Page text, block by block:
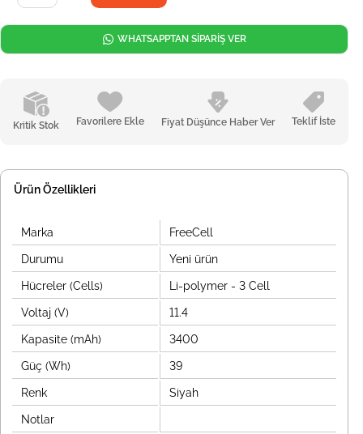
Kritik Stok Favorilere Ekle Fiyat Düşünce Haber Ver Teklif İste
WHATSAPPTAN SİPARİŞ VER
Ürün Özellikleri
Marka FreeCell
Durumu Yeni ürün
Hücreler (Cells) Li-polymer - 3 Cell
Voltaj (V) 11.4
Kapasite (mAh) 3400
Güç (Wh) 39
Renk Siyah
Notlar